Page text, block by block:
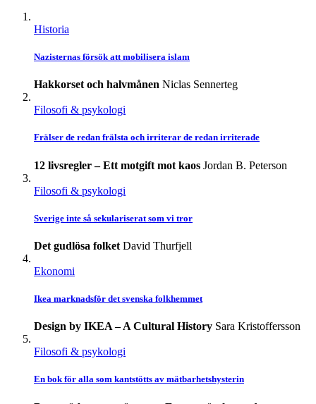
Historia
Nazisternas försök att mobilisera islam
Hakkorset och halvmånen Niclas Sennerteg
Filosofi & psykologi
Frälser de redan frälsta och irriterar de redan irriterade
12 livsregler – Ett motgift mot kaos Jordan B. Peterson
Filosofi & psykologi
Sverige inte så sekulariserat som vi tror
Det gudlösa folket David Thurfjell
Ekonomi
Ikea marknadsför det svenska folkhemmet
Design by IKEA – A Cultural History Sara Kristoffersson
Filosofi & psykologi
En bok för alla som kantstötts av mätbarhetshysterin